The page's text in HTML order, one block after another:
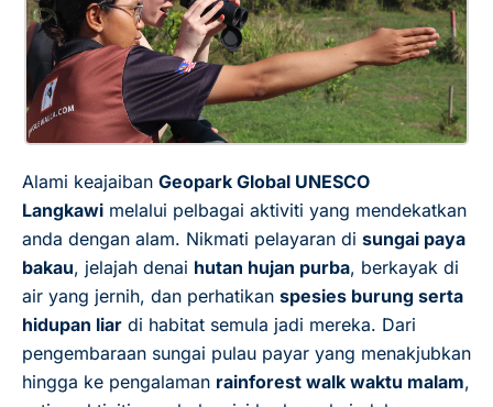
Alami keajaiban Geopark Global UNESCO
Langkawi melalui pelbagai aktiviti yang mendekatkan
anda dengan alam. Nikmati pelayaran di sungai paya
bakau, jelajah denai hutan hujan purba, berkayak di
air yang jernih, dan perhatikan spesies burung serta
hidupan liar di habitat semula jadi mereka. Dari
pengembaraan sungai pulau payar yang menakjubkan
hingga ke pengalaman rainforest walk waktu malam,